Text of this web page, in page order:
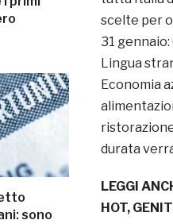
sono
scelte per
31
Lingua
Economia
durata
LEGGI
HOT,